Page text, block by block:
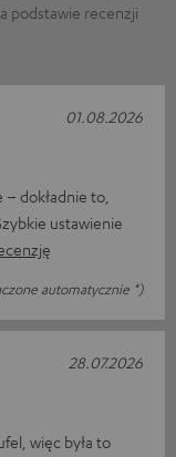
podstawie recenzji
dokładnie to,
ustawienie
automatycznie *)
01.08.2026
więc była to
28.07.2026